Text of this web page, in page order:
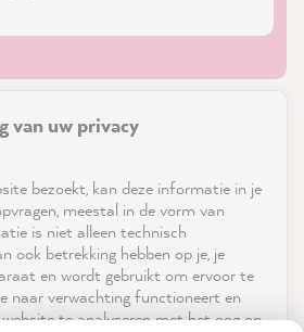
van uw privacy
bezoekt, kan deze informatie in je
meestal in de vorm van
is niet alleen technisch
ook betrekking hebben op je, je
en wordt gebruikt om ervoor te
naar verwachting functioneert en
te analyseren met het oog op
reviews-io